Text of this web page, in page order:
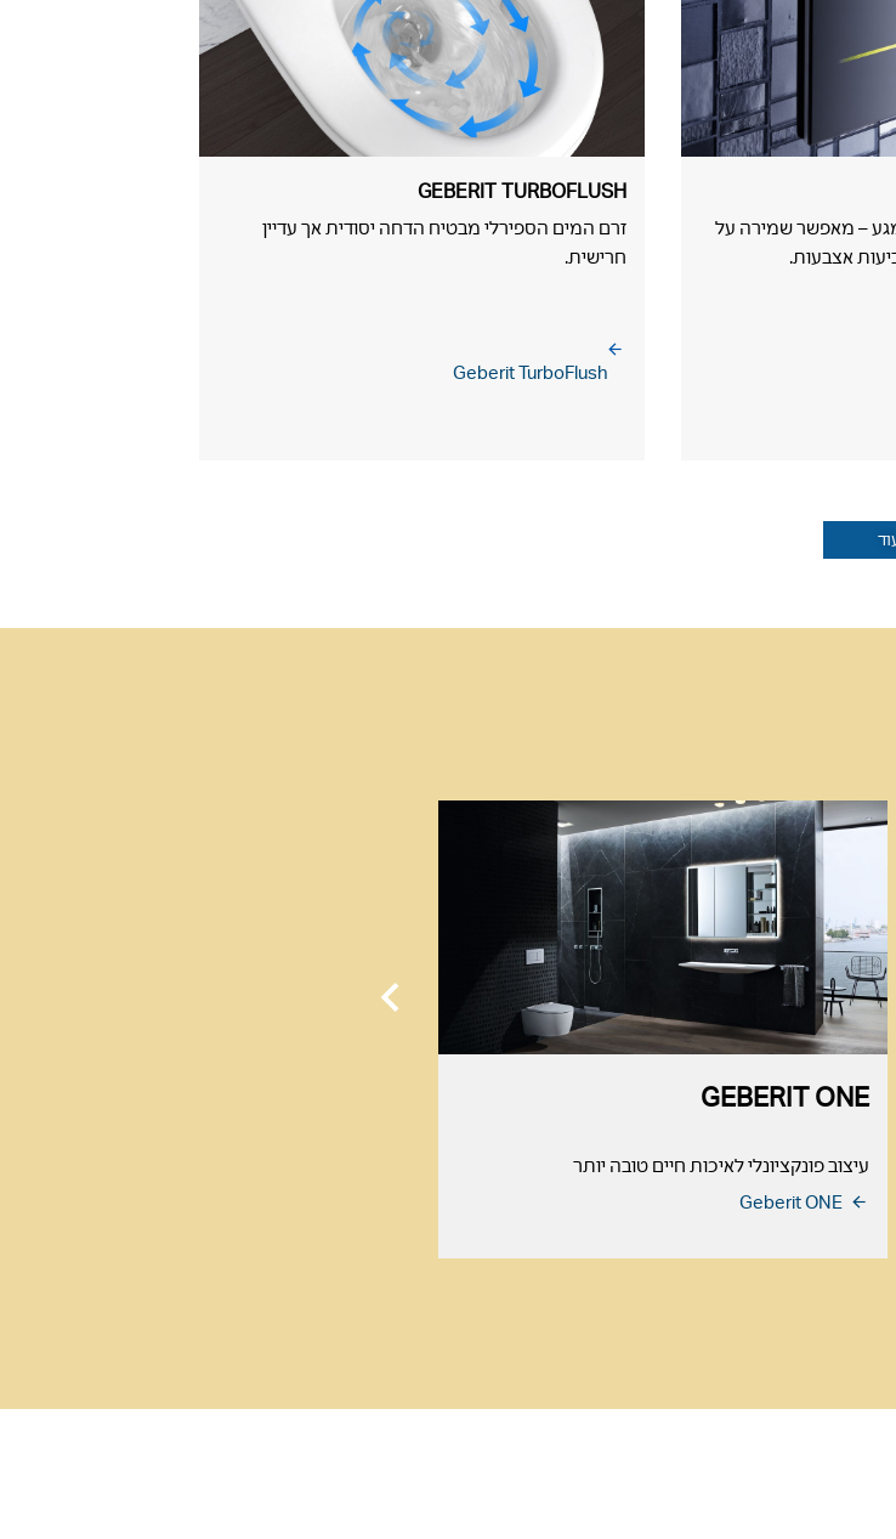
– מאפשר שמירה על
אצבעות.
GEBERIT TURBOFLUSH
זרם המים הספירלי מבטיח הדחה יסודית אך עדיין
חרישית.
Geberit TurboFlush
GEBERIT ONE
עיצוב פונקציונלי לאיכות חיים טובה יותר
Geberit ONE